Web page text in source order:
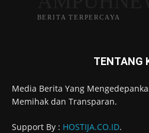
BERITA TERPERCAYA
TENTANG
Media Berita Yang
Memihak dan Transparan.
Support By : HOSTIJA.CO.ID.